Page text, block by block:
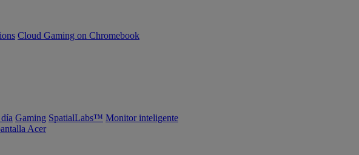
Cloud Gaming on Chromebook
Gaming SpatialLabs™ Monitor inteligente
Acer